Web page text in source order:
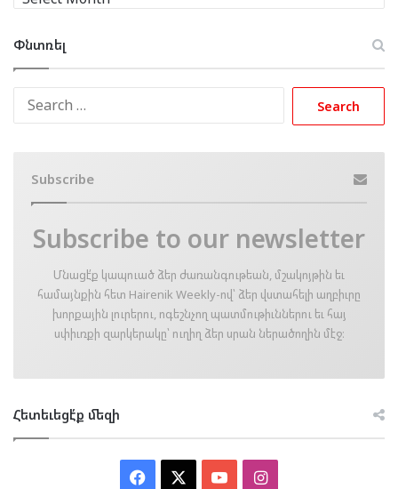
Փնտռել
Subscribe
Subscribe to our newsletter
Մնացէ՛ք կապուած ձեր ժառանգութեան, մշակոյթին եւ
համայնքին հետ Hairenik Weekly-ով՝ ձեր վստահելի աղբիւրը
խորքային լուրերու, ոգեշնչող պատմութիւններու եւ հայ
սփիւռքի զարկերակը՝ ուղիղ ձեր սրան ներածողին մէջ։
Հետեւեցէ՛ք մեզի
Facebook YouTubeInstagram